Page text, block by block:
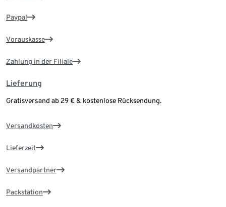
Paypal
Vorauskasse
Zahlung in der Filiale
Lieferung
Gratisversand ab 29 € & kostenlose Rücksendung.
Versandkosten
Lieferzeit
Versandpartner
Packstation